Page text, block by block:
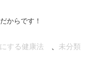
からです！
する健康法 、 未分類